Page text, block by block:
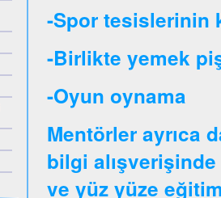
-Spor tesislerinin
-Birlikte yemek
-Oyun oynama
Mentörler ayrıca
bilgi
ve yüz yüze